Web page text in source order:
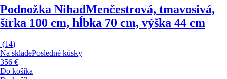
Podnožka NihadMenčestrová, tmavosivá,
šírka 100 cm, hĺbka 70 cm, výška 44 cm
(14)
Na skladePosledné kúsky
356 €
Do košíka